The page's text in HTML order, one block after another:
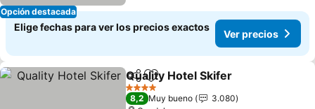
Opción destacada
Elige fechas para ver los precios exactos
Ver precios
CompartirAgregar a favoritos
Quality Hotel Skifer
4 Estrellas
8,2 Muy bueno
3.080